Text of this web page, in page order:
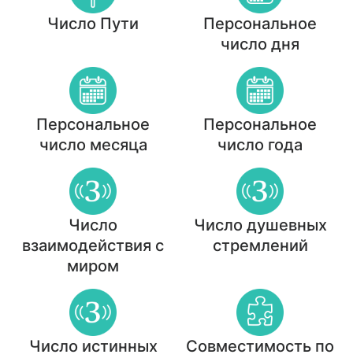
Число Пути
Персональное
число дня
Персональное
число месяца
Персональное
число года
Число
взаимодействия с
миром
Число душевных
стремлений
Число истинных
Совместимость по